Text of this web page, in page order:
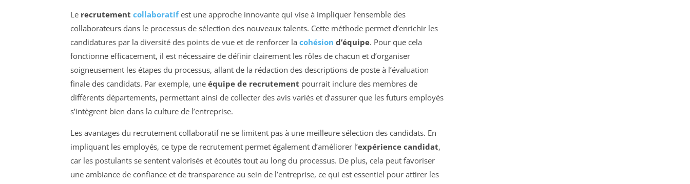
Le recrutement collaboratifest une approche innovante qui vise à impliquer l’ensemble des
collaborateurs dans le processus de sélection des nouveaux talents. Cette méthode permet d’enrichir les
candidatures par la diversité des points de vue et de renforcer la cohésion d’équipe. Pour que cela
fonctionne efficacement, il est nécessaire de définir clairement les rôles de chacun et d’organiser
soigneusement les étapes du processus, allant de la rédaction des descriptions de poste à l’évaluation
finale des candidats. Par exemple, une équipe de recrutement pourrait inclure des membres de
différents départements, permettant ainsi de collecter des avis variés et d’assurer que les futurs employés
s’intègrent bien dans la culture de l’entreprise.
Les avantages du recrutement collaboratif ne se limitent pas à une meilleure sélection des candidats. En
impliquant les employés, ce type de recrutement permet également d’améliorer l’expérience candidat,
car les postulants se sentent valorisés et écoutés tout au long du processus. De plus, cela peut favoriser
une ambiance de confiance et de transparence au sein de l’entreprise, ce qui est essentiel pour attirer les